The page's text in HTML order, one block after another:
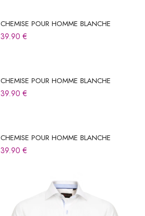
CHEMISE POUR HOMME BLANCHE
39.90€
CHEMISE POUR HOMME BLANCHE
39.90€
CHEMISE POUR HOMME BLANCHE
39.90€